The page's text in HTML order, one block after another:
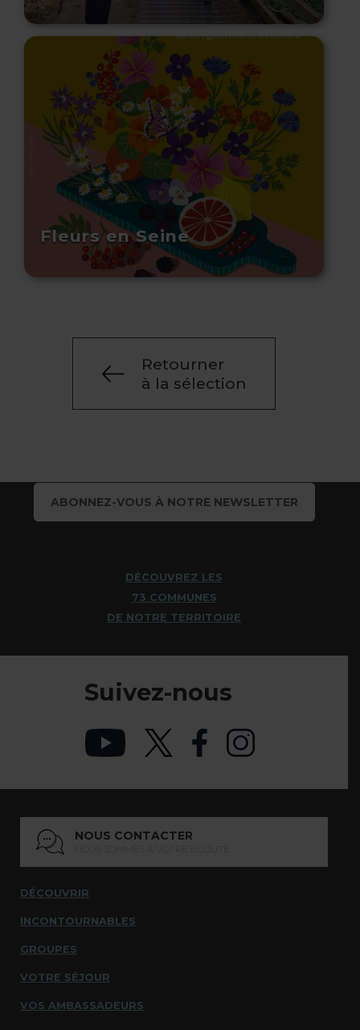
Fleurs en Seine
Retourner
à la sélection
ABONNEZ-VOUS À NOTRE NEWSLETTER
DÉCOUVREZ LES
73 COMMUNES
DE NOTRE TERRITOIRE
Suivez-nous
NOUS CONTACTER
DÉCOUVRIR
INCONTOURNABLES
GROUPES
VOTRE SÉJOUR
VOS AMBASSADEURS